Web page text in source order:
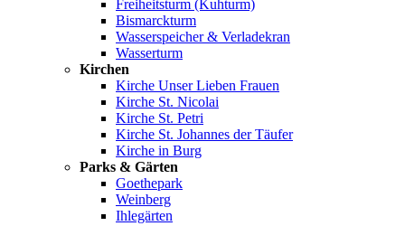
Freiheitsturm (Kuhturm)
Bismarckturm
Wasserspeicher & Verladekran
Wasserturm
Kirchen
Kirche Unser Lieben Frauen
Kirche St. Nicolai
Kirche St. Petri
Kirche St. Johannes der Täufer
Kirche in Burg
Parks & Gärten
Goethepark
Weinberg
Ihlegärten